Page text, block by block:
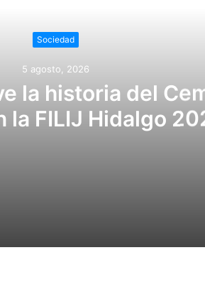
Sociedad
5 agosto, 2026
la historia del
la FILIJ Hidalgo